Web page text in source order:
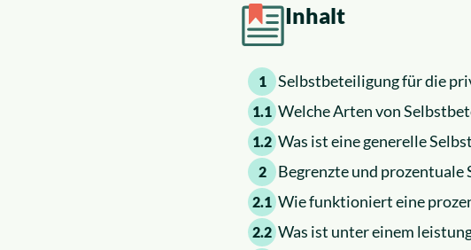
Inhalt
1 Selbstbeteiligung für die
1.1 Welche Arten von
1.2 Was ist eine generelle
2 Begrenzte und
2.1 Wie funktioniert eine
2.2 Was ist unter einem